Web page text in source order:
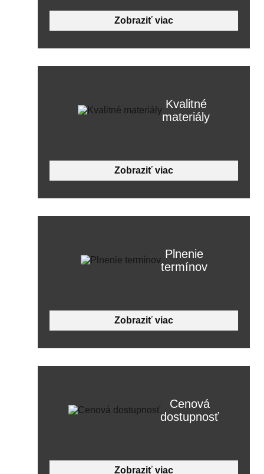
Zobraziť viac
Kvalitné
materiály
Zobraziť viac
Plnenie
termínov
Zobraziť viac
Cenová
dostupnosť
Zobraziť viac